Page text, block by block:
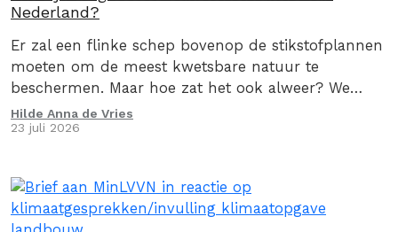
Nederland?
Er zal een flinke schep bovenop de stikstofplannen
moeten om de meest kwetsbare natuur te
beschermen. Maar hoe zat het ook alweer? We
geven je graag een stoomcursus
stikstofproblematiek.
Hilde Anna de Vries
23 juli 2026